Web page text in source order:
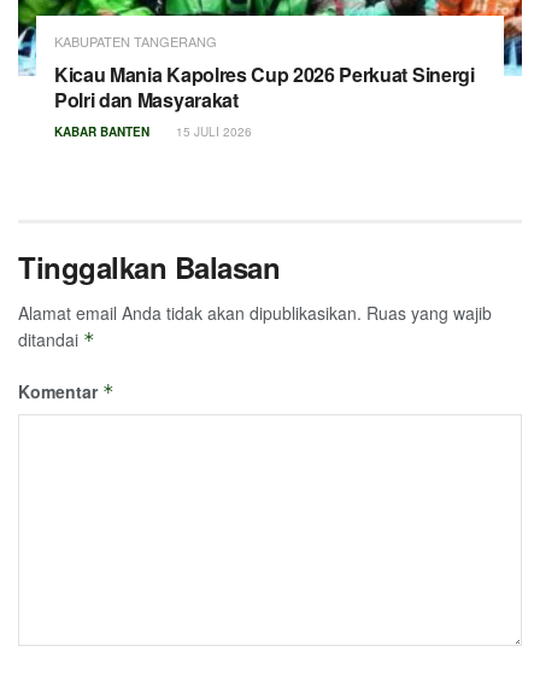
KABUPATEN TANGERANG
Kicau Mania Kapolres Cup 2026 Perkuat Sinergi
Polri dan Masyarakat
KABAR BANTEN 15 JULI 2026
Tinggalkan Balasan
Alamat email Anda tidak akan dipublikasikan. Ruas yang wajib
ditandai *
Komentar *